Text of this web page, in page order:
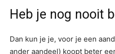
Heb je nog nooit
Dan kun je je, voor je een
ander aandeel) koopt beter